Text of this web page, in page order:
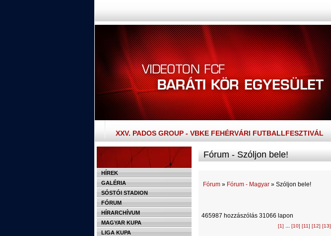
XXV. PADOS GROUP - VBKE FEHÉRVÁRI FUTBALLFESZTIVÁL
HÍREK
GALÉRIA
SÓSTÓI STADION
FÓRUM
HÍRARCHÍVUM
MAGYAR KUPA
LIGA KUPA
Fórum - Szóljon bele!
Fórum » Fórum - Magyar » Szóljon bele!
465987 hozzászólás 31066 lapon
[1] ... [10] [11] [12] [13]